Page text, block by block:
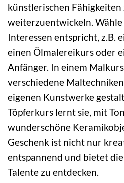
künstlerischen
weiterzuentwickeln.
Interessen entspricht, z.B.
einen Ölmalereikurs oder
Anfänger. In einem
verschiedene
eigenen Kunstwerke
Töpferkurs lernt sie, mit
wunderschöne
Geschenk ist nicht nur
entspannend und bietet
Talente zu entdecken.